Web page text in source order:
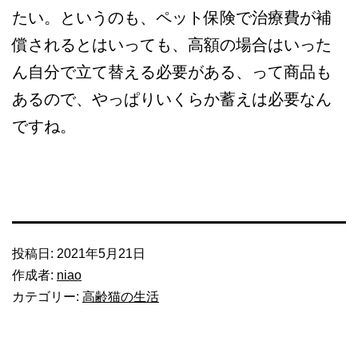
たい。というのも、ペット保険で治療費が補
償されるとはいっても、高額の場合はいった
ん自分で立て替える必要がある、って商品も
あるので、やっぱりいくらか蓄えは必要なん
ですね。
投稿日: 2021年5月21日
作成者: niao
カテゴリー: 高齢猫の生活